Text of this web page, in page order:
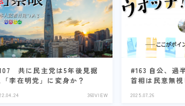
共に民主党は5年後見据
「李在明党」に変身か？
360VIEW
#163 自公、過
首相は民意無
2025.07.26